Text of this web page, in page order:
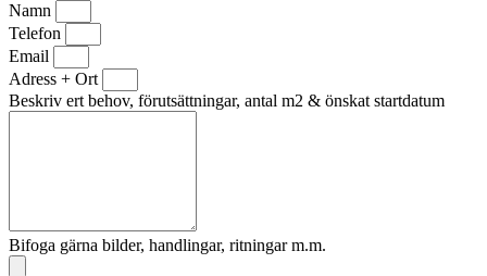
Namn
Telefon
Email
Adress + Ort
Beskriv ert behov, förutsättningar, antal m2 & önskat startdatum
Bifoga gärna bilder, handlingar, ritningar m.m.